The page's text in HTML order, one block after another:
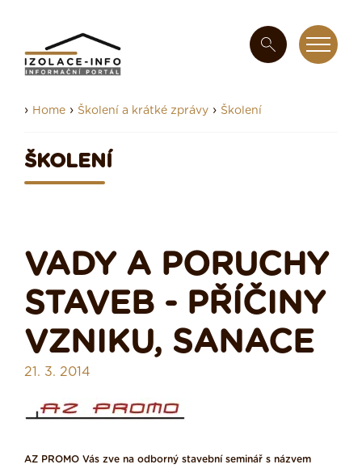
› Home › Školení a krátké zprávy › Školení
ŠKOLENÍ
VADY A PORUCHY
STAVEB - PŘÍČINY
VZNIKU, SANACE
21. 3. 2014
AZ PROMO Vás zve na odborný stavební seminář s názvem